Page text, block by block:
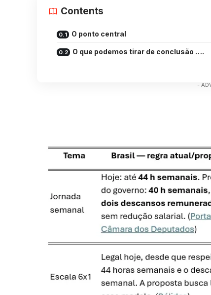
Contents
O ponto central
O que podemos tirar de conclusão ….
-